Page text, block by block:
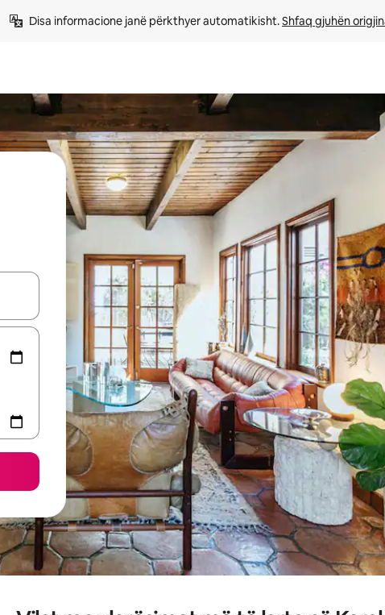
Disa informacione janë përkthyer automatikisht. Shfaq gjuhën
butonat e shigjetave lart e poshtë ose eksploro duke prekur ose duke